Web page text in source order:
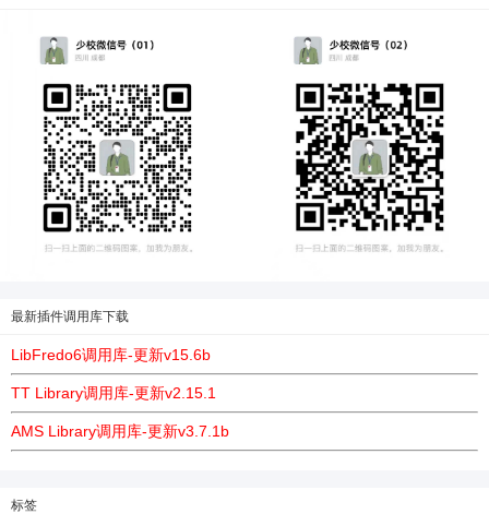
最新插件调用库下载
LibFredo6调用库-更新v15.6b
TT Library调用库-更新v2.15.1
AMS Library调用库-更新v3.7.1b
标签